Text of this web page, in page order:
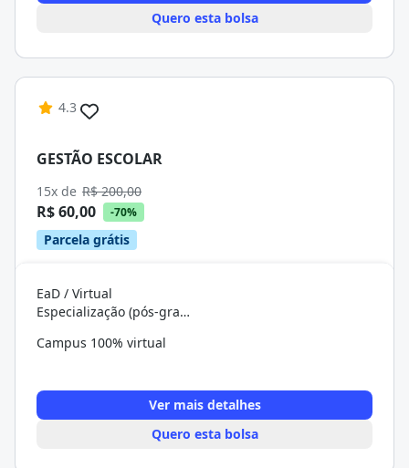
Quero esta bolsa
4.3
GESTÃO ESCOLAR
15x de R$ 200,00
R$ 60,00 -70%
Parcela grátis
EaD / Virtual
Especialização (pós-graduação)
Campus 100% virtual
Ver mais detalhes
Quero esta bolsa